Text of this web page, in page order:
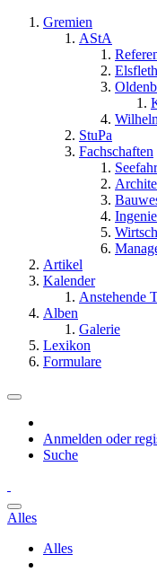
Gremien
AStA
Elsfleth
StuPa
Fachschaften
Artikel
Kalender
Anstehende
Alben
Galerie
Lexikon
Formulare
Anmelden oder
Suche
Alles
Alles